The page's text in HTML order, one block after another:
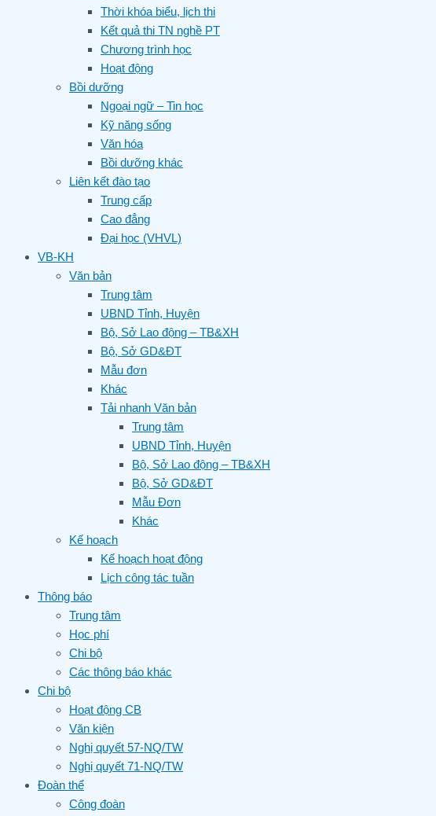
Thời khóa biểu, lịch thi
Kết quả thi TN nghề PT
Chương trình học
Hoạt động
Bồi dưỡng
Ngoại ngữ – Tin học
Kỹ năng sống
Văn hóa
Bồi dưỡng khác
Liên kết đào tạo
Trung cấp
Cao đẳng
Đại học (VHVL)
VB-KH
Văn bản
Trung tâm
UBND Tỉnh, Huyện
Bộ, Sở Lao động – TB&XH
Bộ, Sở GD&ĐT
Mẫu đơn
Khác
Tải nhanh Văn bản
Trung tâm
UBND Tỉnh, Huyện
Bộ, Sở Lao động – TB&XH
Bộ, Sở GD&ĐT
Mẫu Đơn
Khác
Kế hoạch
Kế hoạch hoạt động
Lịch công tác tuần
Thông báo
Trung tâm
Học phí
Chi bộ
Các thông báo khác
Chi bộ
Hoạt động CB
Văn kiện
Nghị quyết 57-NQ/TW
Nghị quyết 71-NQ/TW
Đoàn thể
Công đoàn